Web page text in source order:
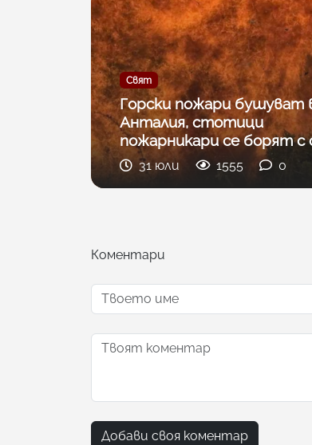
Свят
Горски пожари бушуват
Анталия, стотици
пожарникари се борят с
31 юли 1555 0
Коментари
Добави своя коментар